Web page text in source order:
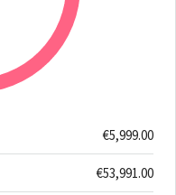
€5,999.00
€53,991.00